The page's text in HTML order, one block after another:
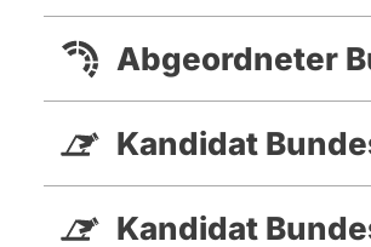
Abgeordneter
Kandidat
Kandidat